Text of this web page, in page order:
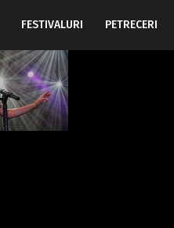
FESTIVALURI PETRECERI